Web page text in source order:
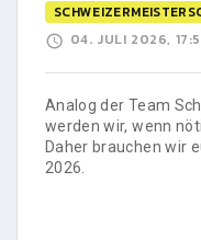
04. JULI 2026,
Analog der Team
werden wir, wenn
Daher brauchen wir
2026.